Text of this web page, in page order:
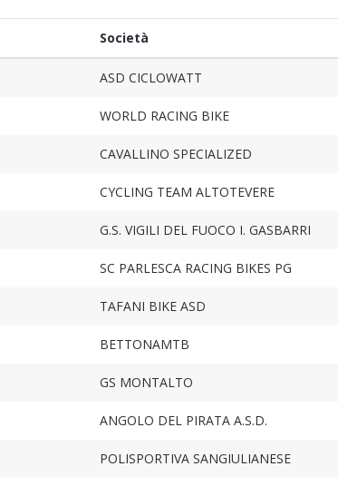
Società
ASD CICLOWATT
WORLD RACING BIKE
CAVALLINO SPECIALIZED
CYCLING TEAM ALTOTEVERE
G.S. VIGILI DEL FUOCO I. GASBARRI
SC PARLESCA RACING BIKES PG
TAFANI BIKE ASD
BETTONAMTB
GS MONTALTO
ANGOLO DEL PIRATA A.S.D.
POLISPORTIVA SANGIULIANESE